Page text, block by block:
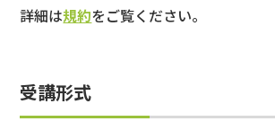
詳細は規約をご覧ください。
受講形式